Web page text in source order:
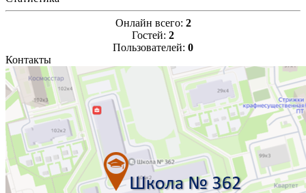
Онлайн всего: 2
Гостей: 2
Пользователей: 0
Контакты